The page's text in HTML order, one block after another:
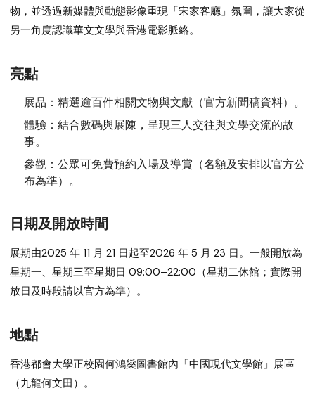
物，並透過新媒體與動態影像重現「宋家客廳」氛圍，讓大家從
另一角度認識華文文學與香港電影脈絡。
亮點
展品： 精選逾百件相關文物與文獻（官方新聞稿資料）。
體驗： 結合數碼與展陳，呈現三人交往與文學交流的故
事。
參觀： 公眾可免費預約入場及導賞（名額及安排以官方公
布為準）。
日期及開放時間
展期由2025 年 11 月 21 日起至2026 年 5 月 23 日。一般開放為
星期一、星期三至星期日 09:00–22:00 （星期二休館；實際開
放日及時段請以官方為準）。
地點
香港都會大學正校園何鴻燊圖書館內「中國現代文學館」展區
（九龍何文田）。